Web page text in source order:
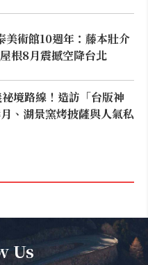
美術館10週年：藤本壯介
根8月震撼空降台北
境路線！造訪「台版神
、湖景窯烤披薩與人氣私
Us